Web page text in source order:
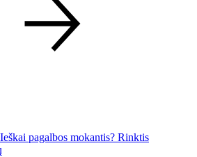
Ieškai pagalbos mokantis? Rinktis